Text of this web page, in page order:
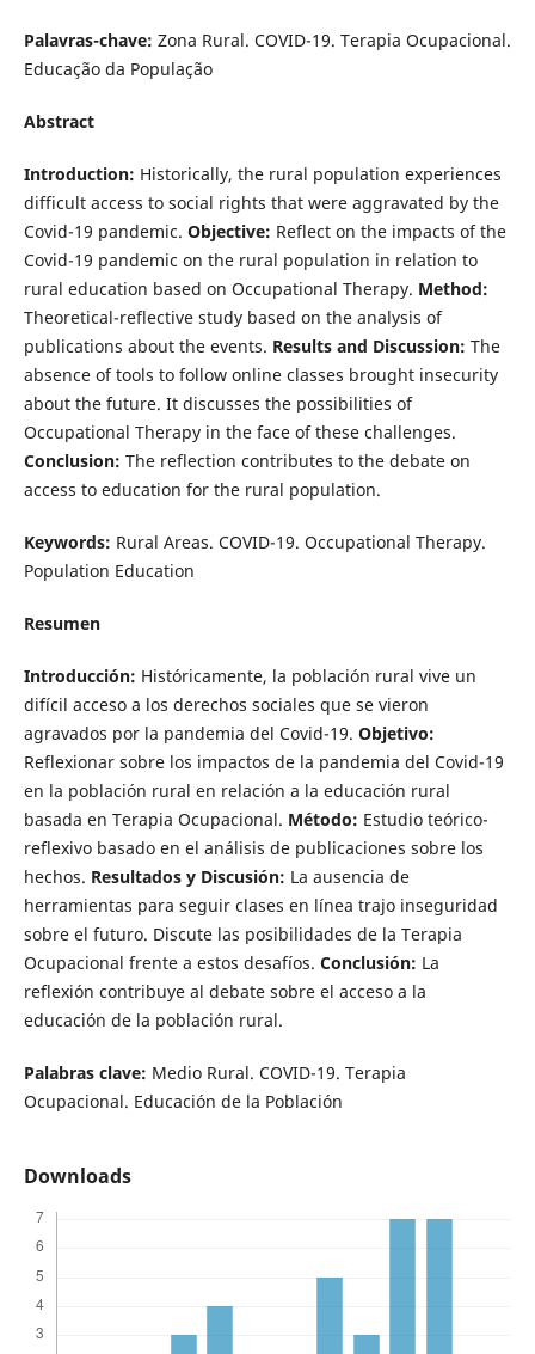
Palavras-chave: Zona Rural. COVID-19. Terapia Ocupacional.
Educação da População
Abstract
Introduction: Historically, the rural population experiences
difficult access to social rights that were aggravated by the
Covid-19 pandemic. Objective: Reflect on the impacts of the
Covid-19 pandemic on the rural population in relation to
rural education based on Occupational Therapy. Method:
Theoretical-reflective study based on the analysis of
publications about the events. Results and Discussion: The
absence of tools to follow online classes brought insecurity
about the future. It discusses the possibilities of
Occupational Therapy in the face of these challenges.
Conclusion: The reflection contributes to the debate on
access to education for the rural population.
Keywords: Rural Areas. COVID-19. Occupational Therapy.
Population Education
Resumen
Introducción: Históricamente, la población rural vive un
difícil acceso a los derechos sociales que se vieron
agravados por la pandemia del Covid-19. Objetivo:
Reflexionar sobre los impactos de la pandemia del Covid-19
en la población rural en relación a la educación rural
basada en Terapia Ocupacional. Método: Estudio teórico-
reflexivo basado en el análisis de publicaciones sobre los
hechos. Resultados y Discusión: La ausencia de
herramientas para seguir clases en línea trajo inseguridad
sobre el futuro. Discute las posibilidades de la Terapia
Ocupacional frente a estos desafíos. Conclusión: La
reflexión contribuye al debate sobre el acceso a la
educación de la población rural.
Palabras clave: Medio Rural. COVID-19. Terapia
Ocupacional. Educación de la Población
Downloads